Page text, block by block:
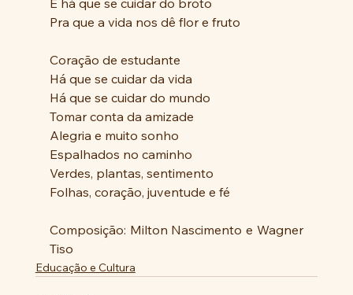
E há que se cuidar do broto
Pra que a vida nos dê flor e fruto
Coração de estudante
Há que se cuidar da vida
Há que se cuidar do mundo
Tomar conta da amizade
Alegria e muito sonho
Espalhados no caminho
Verdes, plantas, sentimento
Folhas, coração, juventude e fé
Composição: Milton Nascimento e Wagner
Tiso
Educação e Cultura